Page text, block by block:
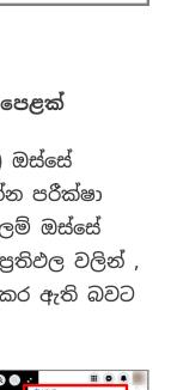
ඔස්සේ
පරීක්ෂා
ඔස්සේ
වලින් ,
ඇති බවට